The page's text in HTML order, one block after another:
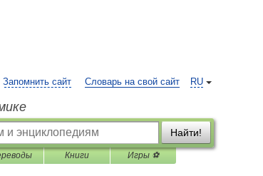
RU
Запомнить сайт Словарь на свой сайт
Найти!
Книги Игры ⚽